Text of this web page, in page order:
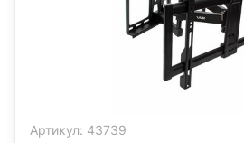
Артикул: 43739